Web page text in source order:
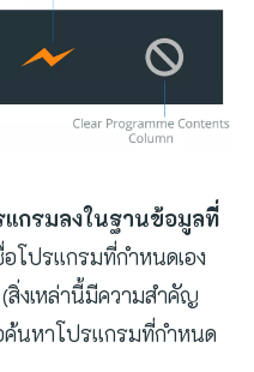
กรมลงในฐานข้อมูลที่
โปรแกรมที่กำหนดเอง
งเหล่านี้มีความสำคัญ
ค้นหาโปรแกรมที่กำหนด